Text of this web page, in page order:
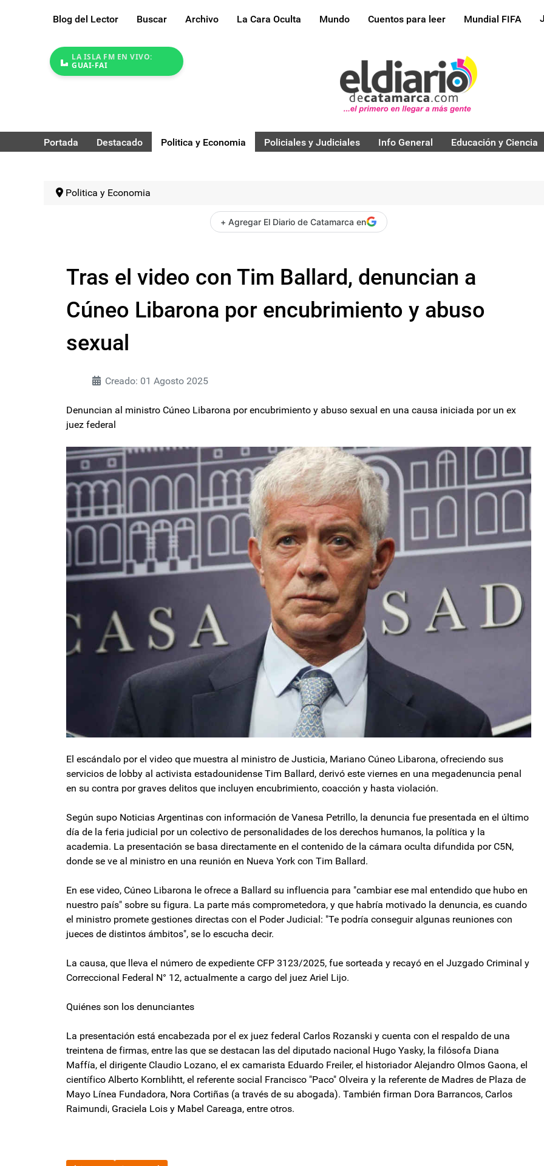
Blog del Lector Buscar Archivo La Cara Oculta Mundo Cuentos para leer Mundial FIFA
LA ISLA FM EN VIVO:
GUAI-FAI
Portada Destacado Politica y Economia Policiales y Judiciales Info General Educación y Ciencia
Politica y Economia
+ Agregar El Diario de Catamarca en
Tras el video con Tim Ballard, denuncian a
Cúneo Libarona por encubrimiento y abuso
sexual
Creado: 01 Agosto 2025
Denuncian al ministro Cúneo Libarona por encubrimiento y abuso sexual en una causa iniciada por un ex
juez federal
El escándalo por el video que muestra al ministro de Justicia, Mariano Cúneo Libarona, ofreciendo sus
servicios de lobby al activista estadounidense Tim Ballard, derivó este viernes en una megadenuncia penal
en su contra por graves delitos que incluyen encubrimiento, coacción y hasta violación.
Según supo Noticias Argentinas con información de Vanesa Petrillo, la denuncia fue presentada en el último
día de la feria judicial por un colectivo de personalidades de los derechos humanos, la política y la
academia. La presentación se basa directamente en el contenido de la cámara oculta difundida por C5N,
donde se ve al ministro en una reunión en Nueva York con Tim Ballard.
En ese video, Cúneo Libarona le ofrece a Ballard su influencia para "cambiar ese mal entendido que hubo en
nuestro país" sobre su figura. La parte más comprometedora, y que habría motivado la denuncia, es cuando
el ministro promete gestiones directas con el Poder Judicial: "Te podría conseguir algunas reuniones con
jueces de distintos ámbitos", se lo escucha decir.
La causa, que lleva el número de expediente CFP 3123/2025, fue sorteada y recayó en el Juzgado Criminal y
Correccional Federal N° 12, actualmente a cargo del juez Ariel Lijo.
Quiénes son los denunciantes
La presentación está encabezada por el ex juez federal Carlos Rozanski y cuenta con el respaldo de una
treintena de firmas, entre las que se destacan las del diputado nacional Hugo Yasky, la filósofa Diana
Maffía, el dirigente Claudio Lozano, el ex camarista Eduardo Freiler, el historiador Alejandro Olmos Gaona, el
científico Alberto Kornblihtt, el referente social Francisco "Paco" Olveira y la referente de Madres de Plaza de
Mayo Línea Fundadora, Nora Cortiñas (a través de su abogada). También firman Dora Barrancos, Carlos
Raimundi, Graciela Lois y Mabel Careaga, entre otros.